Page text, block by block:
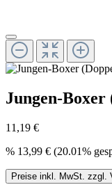
Jungen-Boxer
11,19 €
% 13,99 € (20.01%
Preise inkl. MwSt. zzgl.